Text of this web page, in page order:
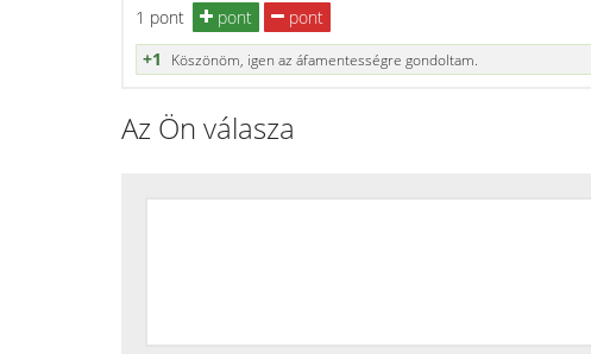
1 pont pont
pont
+1
Köszönöm, igen az áfamentességre gondoltam.
Az Ön válasza